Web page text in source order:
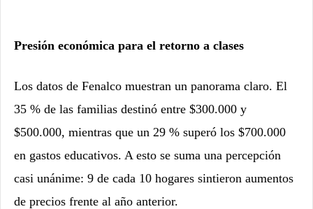
Presión económica para el retorno a clases
Los datos de Fenalco muestran un panorama claro. El
35 % de las familias destinó entre $300.000 y
$500.000, mientras que un 29 % superó los $700.000
en gastos educativos. A esto se suma una percepción
casi unánime: 9 de cada 10 hogares sintieron aumentos
de precios frente al año anterior.